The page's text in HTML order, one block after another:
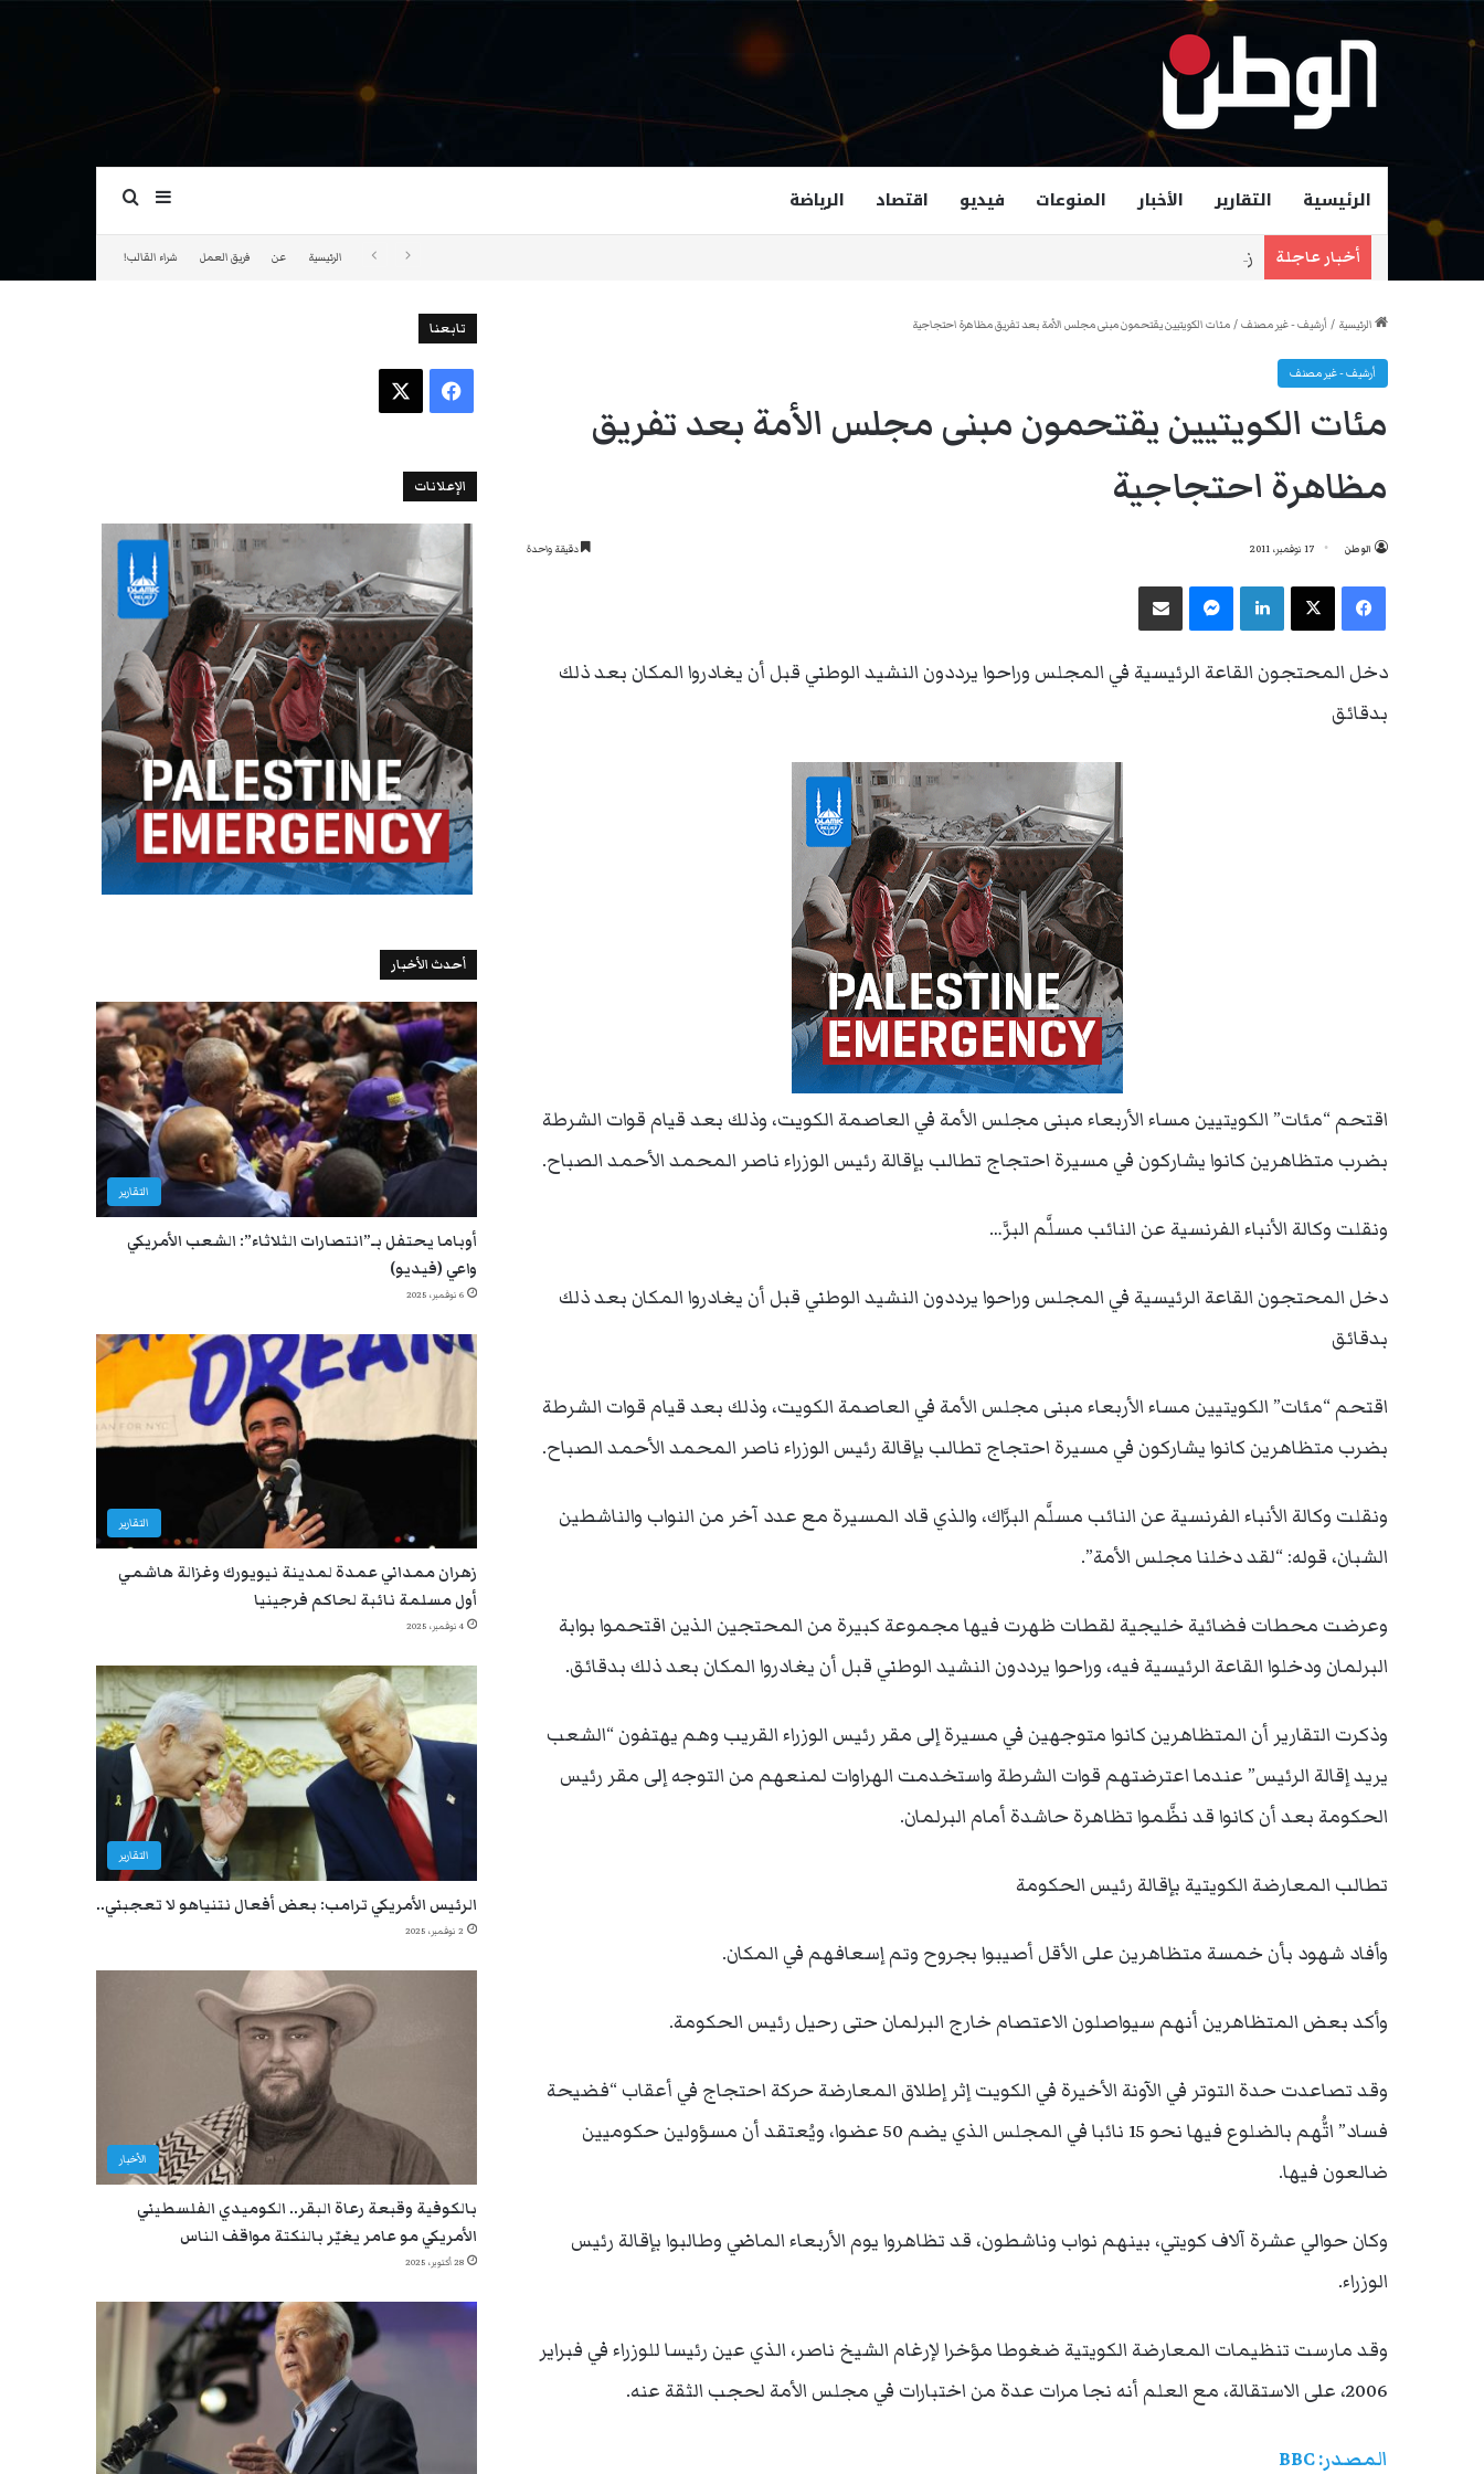
الرئيسية التقارير الأخبار المنوعات فيديو اقتصاد الرياضة إضافة عمود جانبي
بحث عن
أخبار عاجلة زهران ممداني عمدة لمدينة نيويورك وغزالة هاشمي أول مسلمة نائبة لحاكم فرجينيا الرئيسية عن فريق العمل شراء القالب!
الرئيسية / أرشيف - غير مصنف/مئات الكويتيين يقتحمون مبنى مجلس الأمة بعد تفريق مظاهرة احتجاجية
أرشيف - غير مصنف
مئات الكويتيين يقتحمون مبنى مجلس الأمة بعد تفريق
مظاهرة احتجاجية
الوطن 17 نوفمبر، 2011 دقيقة واحدة
فيسبوك ‫X لينكدإن ماسنجر مشاركة عبر البريد
دخل المحتجون القاعة الرئيسية في المجلس وراحوا يرددون النشيد الوطني قبل أن يغادروا المكان بعد ذلك
بدقائق
اقتحم “مئات” الكويتيين مساء الأربعاء مبنى مجلس الأمة في العاصمة الكويت، وذلك بعد قيام قوات الشرطة
بضرب متظاهرين كانوا يشاركون في مسيرة احتجاج تطالب بإقالة رئيس الوزراء ناصر المحمد الأحمد الصباح.
ونقلت وكالة الأنباء الفرنسية عن النائب مسلَّم البرَّ…
دخل المحتجون القاعة الرئيسية في المجلس وراحوا يرددون النشيد الوطني قبل أن يغادروا المكان بعد ذلك
بدقائق
اقتحم “مئات” الكويتيين مساء الأربعاء مبنى مجلس الأمة في العاصمة الكويت، وذلك بعد قيام قوات الشرطة
بضرب متظاهرين كانوا يشاركون في مسيرة احتجاج تطالب بإقالة رئيس الوزراء ناصر المحمد الأحمد الصباح.
ونقلت وكالة الأنباء الفرنسية عن النائب مسلَّم البرَّاك، والذي قاد المسيرة مع عدد آخر من النواب والناشطين
الشبان، قوله: “لقد دخلنا مجلس الأمة”.
وعرضت محطات فضائية خليجية لقطات ظهرت فيها مجموعة كبيرة من المحتجين الذين اقتحموا بوابة
البرلمان ودخلوا القاعة الرئيسية فيه، وراحوا يرددون النشيد الوطني قبل أن يغادروا المكان بعد ذلك بدقائق.
وذكرت التقارير أن المتظاهرين كانوا متوجهين في مسيرة إلى مقر رئيس الوزراء القريب وهم يهتفون “الشعب
يريد إقالة الرئيس” عندما اعترضتهم قوات الشرطة واستخدمت الهراوات لمنعهم من التوجه إلى مقر رئيس
الحكومة بعد أن كانوا قد نظَّموا تظاهرة حاشدة أمام البرلمان.
تطالب المعارضة الكويتية بإقالة رئيس الحكومة
وأفاد شهود بأن خمسة متظاهرين على الأقل أصيبوا بجروح وتم إسعافهم في المكان.
وأكد بعض المتظاهرين أنهم سيواصلون الاعتصام خارج البرلمان حتى رحيل رئيس الحكومة.
وقد تصاعدت حدة التوتر في الآونة الأخيرة في الكويت إثر إطلاق المعارضة حركة احتجاج في أعقاب “فضيحة
فساد” اتُّهم بالضلوع فيها نحو 15 نائبا في المجلس الذي يضم 50 عضوا، ويُعتقد أن مسؤولين حكوميين
ضالعون فيها.
وكان حوالي عشرة آلاف كويتي، بينهم نواب وناشطون، قد تظاهروا يوم الأربعاء الماضي وطالبوا بإقالة رئيس
الوزراء.
وقد مارست تنظيمات المعارضة الكويتية ضغوطا مؤخرا لإرغام الشيخ ناصر، الذي عين رئيسا للوزراء في فبراير
2006، على الاستقالة، مع العلم أنه نجا مرات عدة من اختبارات في مجلس الأمة لحجب الثقة عنه.
المصدر: BBC
تابعنا
فيسبوك
الإعلانات
أحدث الأخبار
التقارير
أوباما يحتفل بـ”انتصارات الثلاثاء”: الشعب الأمريكي
واعي (فيديو)
6 نوفمبر، 2025
التقارير
زهران ممداني عمدة لمدينة نيويورك وغزالة هاشمي
أول مسلمة نائبة لحاكم فرجينيا
4 نوفمبر، 2025
التقارير
الرئيس الأمريكي ترامب: بعض أفعال نتنياهو لا تعجبني..
2 نوفمبر، 2025
الأخبار
بالكوفية وقبعة رعاة البقر.. الكوميدي الفلسطيني
الأمريكي مو عامر يغيّر بالنكتة مواقف الناس
28 أكتوبر، 2025